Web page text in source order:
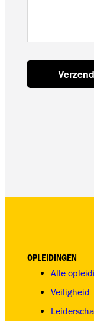
OPLEIDINGEN
Alle
Veiligheid